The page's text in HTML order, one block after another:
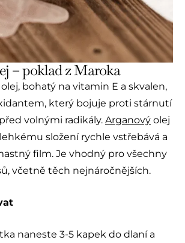
– poklad z Maroka
bohatý na vitamin E a skvalen,
který bojuje proti stárnutí
volnými radikály. Arganový olej
složení rychle vstřebává a
film. Je vhodný pro všechny
včetně těch nejnáročnějších.
naneste 3-5 kapek do dlaní a